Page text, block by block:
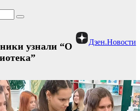
Дзен.Новости
узнали “О